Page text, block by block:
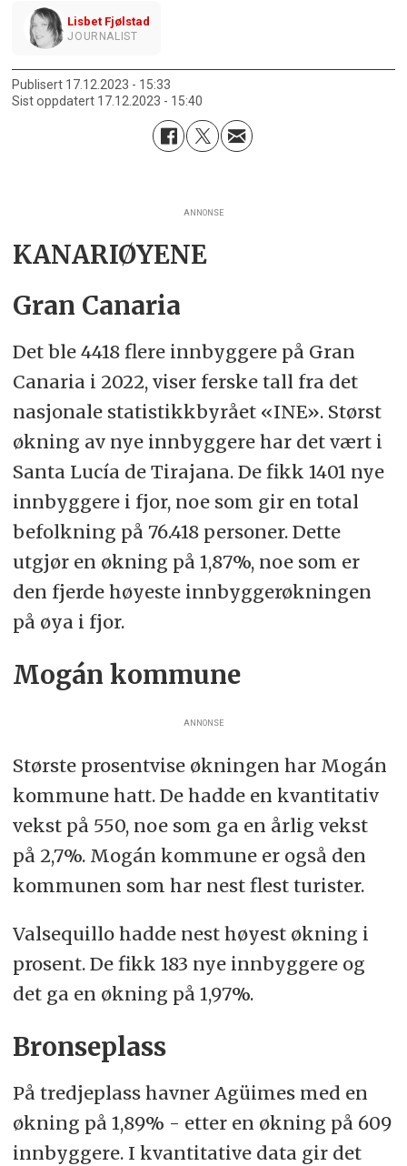
Lisbet Fjølstad
JOURNALIST
Publisert
17.12.2023 - 15:33
Sist oppdatert
17.12.2023 - 15:40
ANNONSE
KANARIØYENE
Gran Canaria
Det ble 4418 flere innbyggere på Gran
Canaria i 2022, viser ferske tall fra det
nasjonale statistikkbyrået «INE». Størst
økning av nye innbyggere har det vært i
Santa Lucía de Tirajana. De fikk 1401 nye
innbyggere i fjor, noe som gir en total
befolkning på 76.418 personer. Dette
utgjør en økning på 1,87%, noe som er
den fjerde høyeste innbyggerøkningen
på øya i fjor.
Mogán kommune
ANNONSE
Største prosentvise økningen har Mogán
kommune hatt. De hadde en kvantitativ
vekst på 550, noe som ga en årlig vekst
på 2,7%. Mogán kommune er også den
kommunen som har nest flest turister.
Valsequillo hadde nest høyest økning i
prosent. De fikk 183 nye innbyggere og
det ga en økning på 1,97%.
Bronseplass
På tredjeplass havner Agüimes med en
økning på 1,89% - etter en økning på 609
innbyggere. I kvantitative data gir det